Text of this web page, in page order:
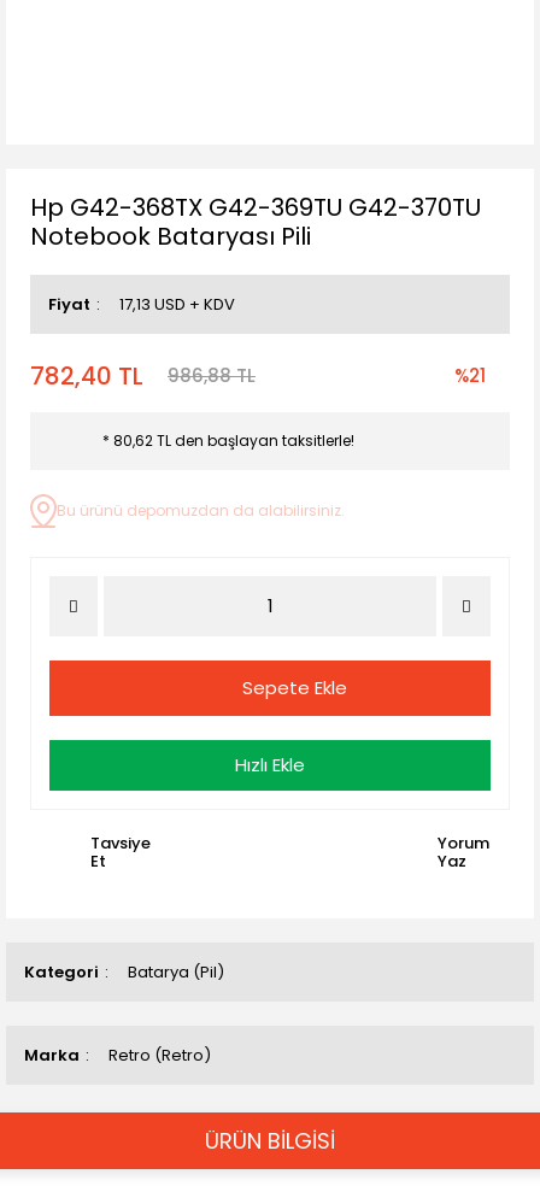
Kategori Batarya (Pil)
Marka Retro (Retro)
Hp G42-368TX G42-369TU G42-370TU
Notebook Bataryası Pili
Fiyat 17,13 USD + KDV
782,40 TL 986,88 TL %21
* 80,62 TL den başlayan taksitlerle!
Bu ürünü depomuzdan da alabilirsiniz.
Sepete Ekle
Hızlı Ekle
Tavsiye
Et
Yorum
Yaz
ÜRÜN BİLGİSİ